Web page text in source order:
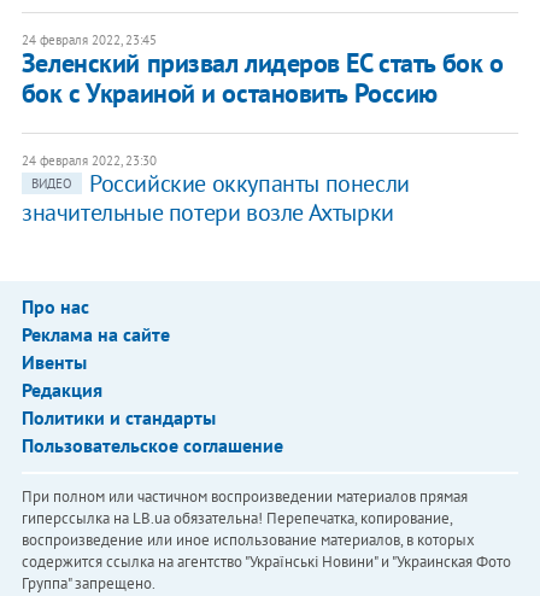
24 февраля 2022, 23:45
Зеленский призвал лидеров ЕС стать бок о
бок с Украиной и остановить Россию
24 февраля 2022, 23:30
ВИДЕО
Российские оккупанты понесли
значительные потери возле Ахтырки
Про нас
Реклама на сайте
Ивенты
Редакция
Политики и стандарты
Пользовательское соглашение
При полном или частичном воспроизведении материалов прямая
гиперссылка на LB.ua обязательна! Перепечатка, копирование,
воспроизведение или иное использование материалов, в которых
содержится ссылка на агентство "Українськi Новини" и "Украинская Фото
Группа" запрещено.